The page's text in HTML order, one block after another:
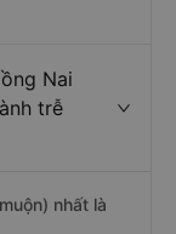
Nai
trễ
nhất là